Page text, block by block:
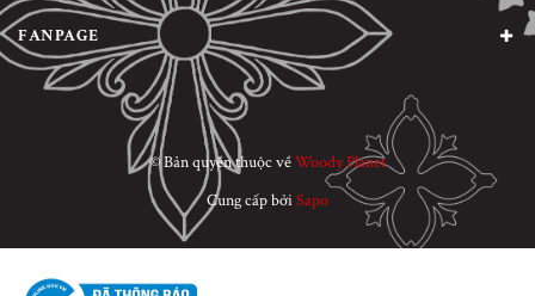
FANPAGE
© Bản quyền thuộc vềWoody Planet
Cung cấp bởiSapo